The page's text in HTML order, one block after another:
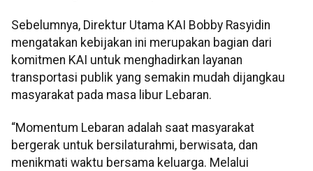
Sebelumnya, Direktur Utama KAI Bobby Rasyidin
mengatakan kebijakan ini merupakan bagian dari
komitmen KAI untuk menghadirkan layanan
transportasi publik yang semakin mudah dijangkau
masyarakat pada masa libur Lebaran.
“Momentum Lebaran adalah saat masyarakat
bergerak untuk bersilaturahmi, berwisata, dan
menikmati waktu bersama keluarga. Melalui